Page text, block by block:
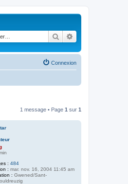
Rechercher
Connexion
1 message • Page 1 sur 1
: 484
: mar. nov. 16, 2004 11:45 am
: Gwened/Sant-